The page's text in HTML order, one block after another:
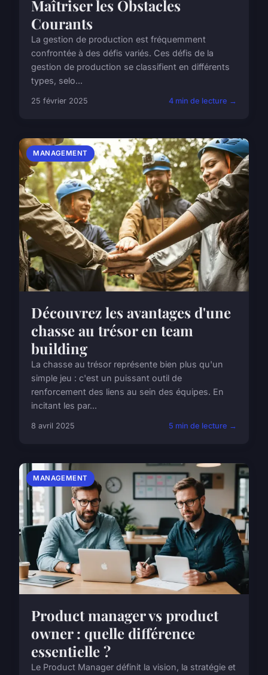
Maîtriser les Obstacles
Courants
La gestion de production est fréquemment
confrontée à des défis variés. Ces défis de la
gestion de production se classifient en différents
types, selo...
25 février 2025 4 min de lecture →
MANAGEMENT
Découvrez les avantages d'une
chasse au trésor en team
building
La chasse au trésor représente bien plus qu'un
simple jeu : c'est un puissant outil de
renforcement des liens au sein des équipes. En
incitant les par...
8 avril 2025 5 min de lecture →
MANAGEMENT
Product manager vs product
owner : quelle différence
essentielle ?
Le Product Manager définit la vision, la stratégie et